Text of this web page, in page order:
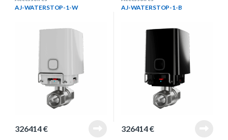
AJ-WATERSTOP-1-W
326414€
AJ-WATERSTOP-1-B
326414€